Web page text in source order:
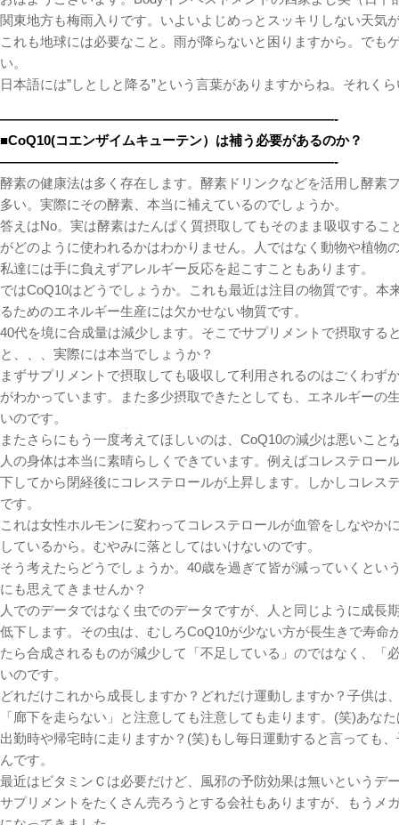
関東地方も梅雨入りです。いよいよじめっとスッキリしない天気
これも地球には必要なこと。雨が降らないと困りますから。でも
い。
日本語には”しとしと降る”という言葉がありますからね。それく
—————————————————————————-
■CoQ10(コエンザイムキューテン）は補う必要があるのか？
—————————————————————————-
酵素の健康法は多く存在します。酵素ドリンクなどを活用し酵素
多い。実際にその酵素、本当に補えているのでしょうか。
答えはNo。実は酵素はたんぱく質摂取してもそのまま吸収するこ
がどのように使われるかはわかりません。人ではなく動物や植物
私達には手に負えずアレルギー反応を起こすこともあります。
ではCoQ10はどうでしょうか。これも最近は注目の物質です。本
るためのエネルギー生産には欠かせない物質です。
40代を境に合成量は減少します。そこでサプリメントで摂取する
と、、、実際には本当でしょうか？
まずサプリメントで摂取しても吸収して利用されるのはごくわず
がわかっています。また多少摂取できたとしても、エネルギーの
いのです。
またさらにもう一度考えてほしいのは、CoQ10の減少は悪いこと
人の身体は本当に素晴らしくできています。例えばコレステロー
下してから閉経後にコレステロールが上昇します。しかしコレス
です。
これは女性ホルモンに変わってコレステロールが血管をしなやか
しているから。むやみに落としてはいけないのです。
そう考えたらどうでしょうか。40歳を過ぎて皆が減っていくとい
にも思えてきませんか？
人でのデータではなく虫でのデータですが、人と同じように成長
低下します。その虫は、むしろCoQ10が少ない方が長生きで寿命
たら合成されるものが減少して「不足している」のではなく、「
いのです。
どれだけこれから成長しますか？どれだけ運動しますか？子供は
「廊下を走らない」と注意しても注意しても走ります。(笑)あな
出勤時や帰宅時に走りますか？(笑)もし毎日運動すると言っても
んです。
最近はビタミンＣは必要だけど、風邪の予防効果は無いというデ
サプリメントをたくさん売ろうとする会社もありますが、もうメ